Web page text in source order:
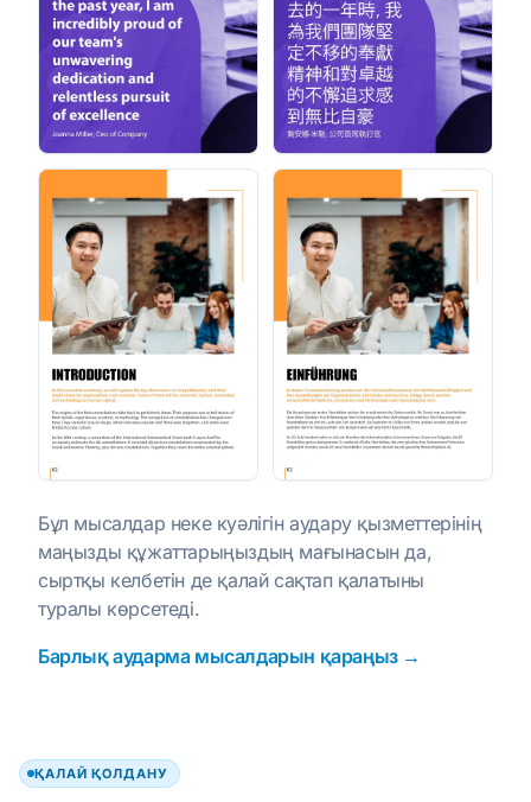
Бұл мысалдар неке куәлігін аудару қызметтерінің
маңызды құжаттарыңыздың мағынасын да,
сыртқы келбетін де қалай сақтап қалатыны
туралы көрсетеді.
Барлық аударма мысалдарын қараңыз →
ҚАЛАЙ ҚОЛДАНУ